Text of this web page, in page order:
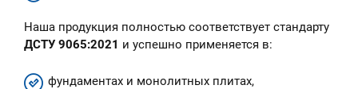
Наша продукция полностью соответствует стандарту
ДСТУ 9065:2021 и успешно применяется в:
фундаментах и монолитных плитах,